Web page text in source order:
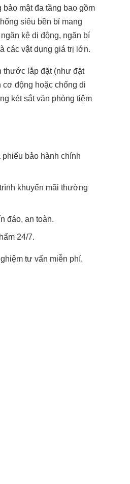
mật đa tầng bao gồm
siêu bền bỉ mang
kệ di động, ngăn bí
các vật dụng giá trị lớn.
thước lắp đặt (như đặt
cơ động hoặc chống di
két sắt văn phòng tiệm
bảo hành chính
khuyến mãi thường
đáo, an toàn.
24/7.
tư vấn miễn phí,